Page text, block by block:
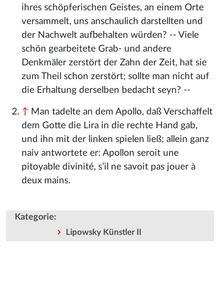
ihres schöpferischen Geistes, an einem Orte
versammelt, uns anschaulich darstellten und
der Nachwelt aufbehalten würden? -- Viele
schön gearbeitete Grab- und andere
Denkmäler zerstört der Zahn der Zeit, hat sie
zum Theil schon zerstört; sollte man nicht auf
die Erhaltung derselben bedacht seyn? --
↑ Man tadelte an dem Apollo, daß Verschaffelt
dem Gotte die Lira in die rechte Hand gab,
und ihn mit der linken spielen ließ; allein ganz
naiv antwortete er: Apollon seroit une
pitoyable divinité, s’il ne savoit pas jouer à
deux mains.
Kategorie:
Lipowsky Künstler II